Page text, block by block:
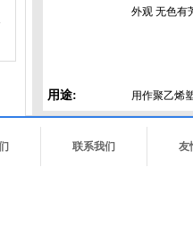
外观 无色有
用途: 用作聚乙烯
联系我们 友